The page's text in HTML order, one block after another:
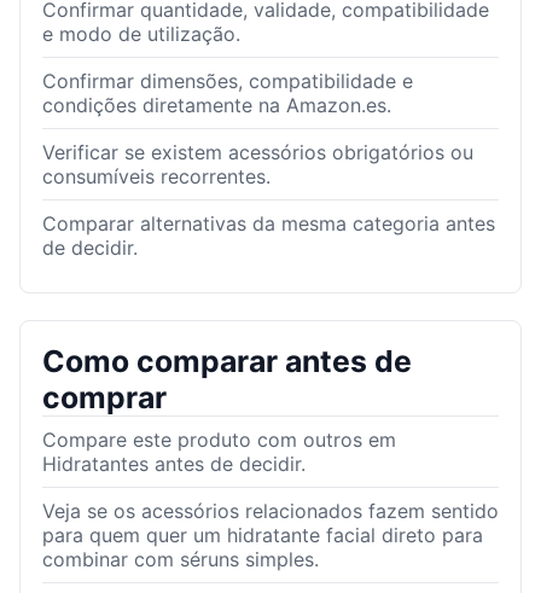
Confirmar quantidade, validade, compatibilidade
e modo de utilização.
Confirmar dimensões, compatibilidade e
condições diretamente na Amazon.es.
Verificar se existem acessórios obrigatórios ou
consumíveis recorrentes.
Comparar alternativas da mesma categoria antes
de decidir.
Como comparar antes de
comprar
Compare este produto com outros em
Hidratantes antes de decidir.
Veja se os acessórios relacionados fazem sentido
para quem quer um hidratante facial direto para
combinar com séruns simples.